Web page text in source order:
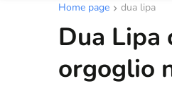
Home page dua lipa
Dua Lipa
orgoglio